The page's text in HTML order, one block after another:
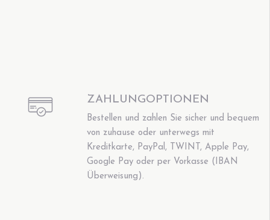
ZAHLUNGOPTIONEN
Bestellen und zahlen Sie sicher und bequem
von zuhause oder unterwegs mit
Kreditkarte, PayPal, TWINT, Apple Pay,
Google Pay oder per Vorkasse (IBAN
Überweisung).